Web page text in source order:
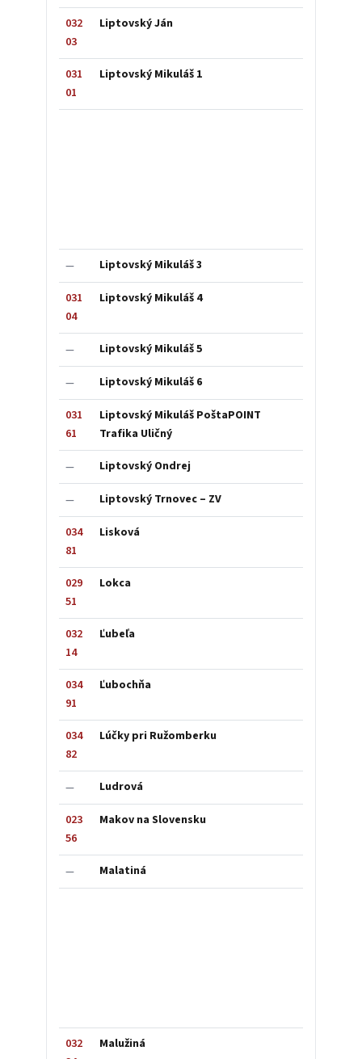
032
03
Liptovský Ján
031
01
Liptovský Mikuláš 1
— Liptovský Mikuláš 3
031
04
Liptovský Mikuláš 4
— Liptovský Mikuláš 5
— Liptovský Mikuláš 6
031
61
Liptovský Mikuláš PoštaPOINT
Trafika Uličný
— Liptovský Ondrej
— Liptovský Trnovec – ZV
034
81
Lisková
029
51
Lokca
032
14
Ľubeľa
034
91
Ľubochňa
034
82
Lúčky pri Ružomberku
— Ludrová
023
56
Makov na Slovensku
— Malatiná
032
Malužiná